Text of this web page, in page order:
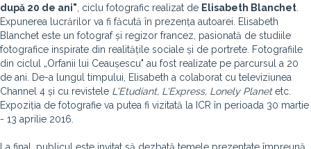
după 20 de ani" , ciclu fotografic realizat de Elisabeth Blanchet
Expunerea lucrărilor va fi făcută în prezența autoarei. Elisabeth
Blanchet este un fotograf și regizor francez, pasionată de studiile
fotografice inspirate din realitățile sociale și de portrete. Fotografiile
din ciclul „Orfanii lui Ceaușescu" au fost realizate pe parcursul a 20
de ani. De-a lungul timpului, Elisabeth a colaborat cu televiziunea
Channel 4 și cu revistele L'Etudiant, L'Express, Lonely Planetetc.
Expoziția de fotografie va putea fi vizitată la ICR în perioada 30 martie
- 13 aprilie 2016.